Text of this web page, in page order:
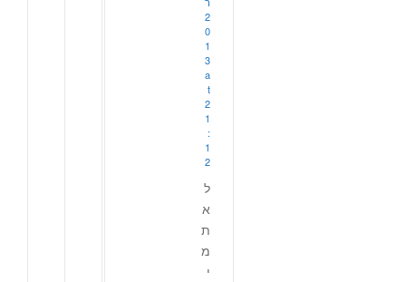
2
0
1
3
a
t
2
1
:
1
2
ל
א
ת
מ
י